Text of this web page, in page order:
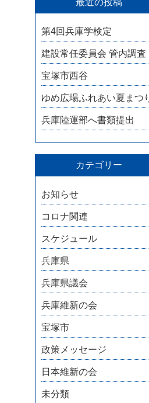
最近の投稿
第4回兵庫学検定
建設常任委員会 管内調査
宝塚市西谷
ゆめ広場ふれあい夏まつ
兵庫陸運部へ書類提出
カテゴリー
お知らせ
コロナ関連
スケジュール
兵庫県
兵庫県議会
兵庫維新の会
宝塚市
政策メッセージ
日本維新の会
未分類